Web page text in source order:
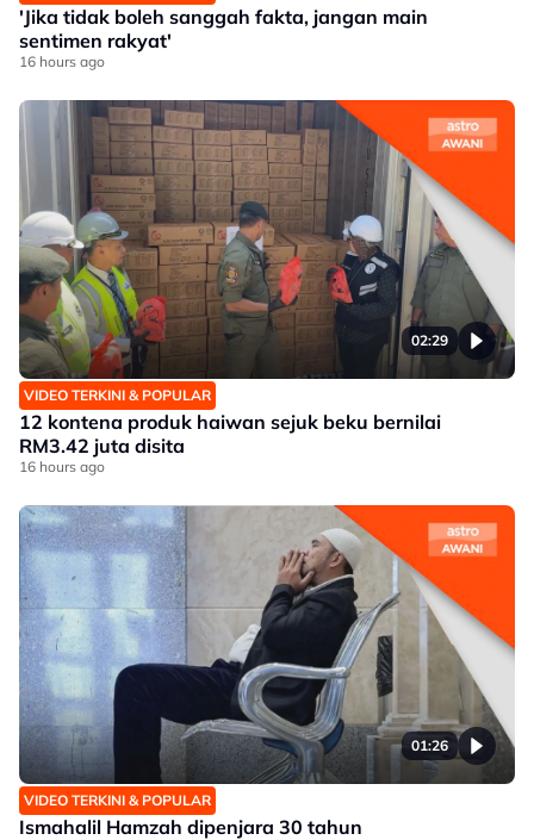
'Jika tidak boleh sanggah fakta, jangan main
sentimen rakyat'
16 hours ago
02:29
VIDEO TERKINI & POPULAR
12 kontena produk haiwan sejuk beku bernilai
RM3.42 juta disita
16 hours ago
01:26
VIDEO TERKINI & POPULAR
Ismahalil Hamzah dipenjara 30 tahun